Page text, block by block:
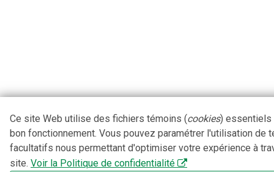
Ce site Web utilise des fichiers témoins (cookies) essentiels
bon fonctionnement. Vous pouvez paramétrer l'utilisation de
facultatifs nous permettant d'optimiser votre expérience à
site. Voir la Politique de confidentialité